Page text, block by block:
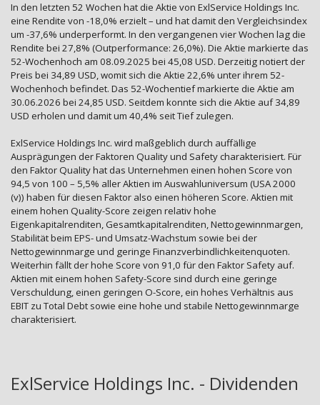
In den letzten 52 Wochen hat die Aktie von ExlService Holdings Inc.
eine Rendite von -18,0% erzielt – und hat damit den Vergleichsindex
um -37,6% underperformt. In den vergangenen vier Wochen lag die
Rendite bei 27,8% (Outperformance: 26,0%). Die Aktie markierte das
52-Wochenhoch am 08.09.2025 bei 45,08 USD. Derzeitig notiert der
Preis bei 34,89 USD, womit sich die Aktie 22,6% unter ihrem 52-
Wochenhoch befindet. Das 52-Wochentief markierte die Aktie am
30.06.2026 bei 24,85 USD. Seitdem konnte sich die Aktie auf 34,89
USD erholen und damit um 40,4% seit Tief zulegen.
ExlService Holdings Inc. wird maßgeblich durch auffällige
Ausprägungen der Faktoren Quality und Safety charakterisiert. Für
den Faktor Quality hat das Unternehmen einen hohen Score von
94,5 von 100 – 5,5% aller Aktien im Auswahluniversum (USA 2000
(v)) haben für diesen Faktor also einen höheren Score. Aktien mit
einem hohen Quality-Score zeigen relativ hohe
Eigenkapitalrenditen, Gesamtkapitalrenditen, Nettogewinnmargen,
Stabilität beim EPS- und Umsatz-Wachstum sowie bei der
Nettogewinnmarge und geringe Finanzverbindlichkeitenquoten.
Weiterhin fällt der hohe Score von 91,0 für den Faktor Safety auf.
Aktien mit einem hohen Safety-Score sind durch eine geringe
Verschuldung, einen geringen O-Score, ein hohes Verhältnis aus
EBIT zu Total Debt sowie eine hohe und stabile Nettogewinnmarge
charakterisiert.
ExlService Holdings Inc. - Dividenden